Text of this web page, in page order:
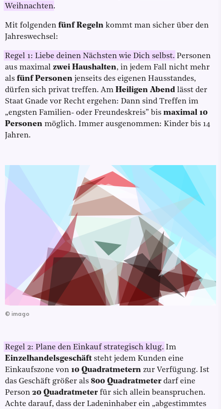
Weihnachten.
Mit folgenden fünf Regeln kommt man sicher über den
Jahreswechsel:
Regel 1: Liebe deinen Nächsten wie Dich selbst. Personen
aus maximal zwei Haushalten, in jedem Fall nicht mehr
als fünf Personen jenseits des eigenen Hausstandes,
dürfen sich privat treffen. Am Heiligen Abend lässt der
Staat Gnade vor Recht ergehen: Dann sind Treffen im
„engsten Familien- oder Freundeskreis” bis maximal 10
Personen möglich. Immer ausgenommen: Kinder bis 14
Jahren.
© imago
Regel 2: Plane den Einkauf strategisch klug. Im
Einzelhandelsgeschäft steht jedem Kunden eine
Einkaufszone von 10 Quadratmetern zur Verfügung. Ist
das Geschäft größer als 800 Quadratmeterdarf eine
Person 20 Quadratmeterfür sich allein beanspruchen.
Achte darauf, dass der Ladeninhaber ein „abgestimmtes